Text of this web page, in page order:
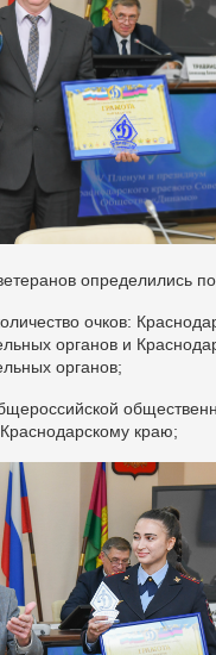
определились
очков:
органов и
органов;
краю;